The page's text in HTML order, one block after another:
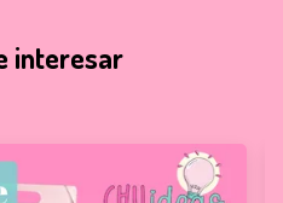
interesar